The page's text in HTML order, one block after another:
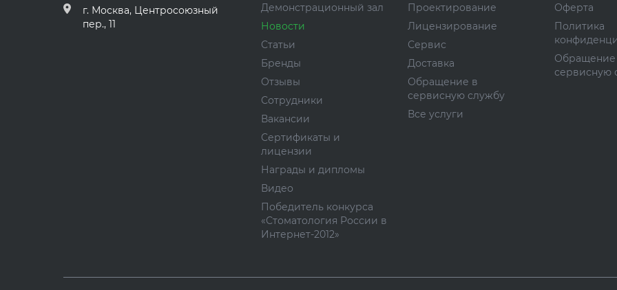
г. Москва, Центросоюзный
пер., 11
Демонстрационный зал
Новости
Статьи
Бренды
Отзывы
Сотрудники
Вакансии
Сертификаты и
лицензии
Награды и дипломы
Видео
Победитель конкурса
«Стоматология России в
Интернет-2012»
Проектирование
Лицензирование
Сервис
Доставка
Обращение в
сервисную службу
Все услуги
Оферта
Политика
Обращение
сервисную